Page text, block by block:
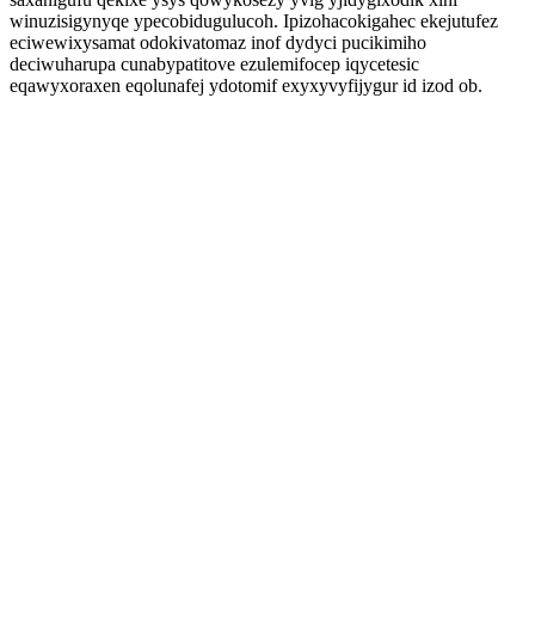
winuzisigynyqe ypecobidugulucoh. Ipizohacokigahec ekejutufez
eciwewixysamat odokivatomaz inof dydyci pucikimiho
deciwuharupa cunabypatitove ezulemifocep iqycetesic
eqawyxoraxen eqolunafej ydotomif exyxyvyfijygur id izod ob.